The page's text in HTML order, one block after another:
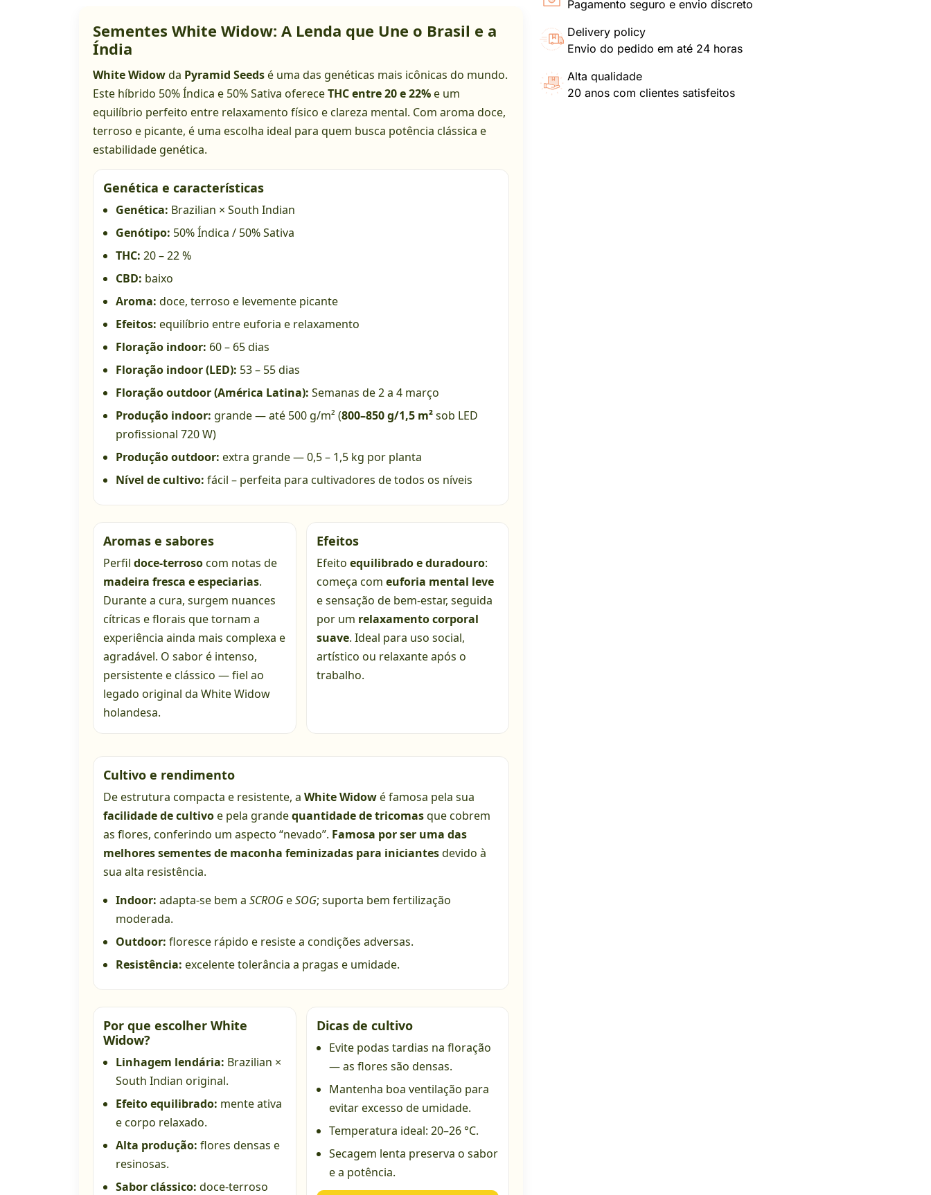
Pagamento seguro e envio discreto
Delivery policy
Envio do pedido em até 24 horas
Alta qualidade
20 anos com clientes satisfeitos
Sementes White Widow: A Lenda que Une o Brasil e a
Índia
White Widowda Pyramid Seedsé uma das genéticas mais icônicas do mundo.
Este híbrido 50% Índica e 50% Sativa ofereceTHC entre 20 e 22%e um
equilíbrio perfeito entre relaxamento físico e clareza mental. Com aroma doce,
terroso e picante, é uma escolha ideal para quem busca potência clássica e
estabilidade genética.
Genética e características
Genética: Brazilian × South Indian
Genótipo: 50% Índica / 50% Sativa
THC: 20 – 22 %
CBD: baixo
Aroma: doce, terroso e levemente picante
Efeitos: equilíbrio entre euforia e relaxamento
Floração indoor: 60 – 65 dias
Floração indoor (LED): 53 – 55 dias
Floração outdoor (América Latina): Semanas de 2 a 4 março
Produção indoor: grande — até 500 g/m² (800–850 g/1,5 m²sob LED
profissional 720 W)
Produção outdoor: extra grande — 0,5 – 1,5 kg por planta
Nível de cultivo: fácil – perfeita para cultivadores de todos os níveis
Aromas e sabores
Perfil doce-terrosocom notas de
madeira fresca e especiarias.
Durante a cura, surgem nuances
cítricas e florais que tornam a
experiência ainda mais complexa e
agradável. O sabor é intenso,
persistente e clássico — fiel ao
legado original da White Widow
holandesa.
Efeitos
Efeito equilibrado e duradouro:
começa com euforia mental leve
e sensação de bem-estar, seguida
por um relaxamento corporal
suave. Ideal para uso social,
artístico ou relaxante após o
trabalho.
Cultivo e rendimento
De estrutura compacta e resistente, a White Widowé famosa pela sua
facilidade de cultivoe pela grandequantidade de tricomasque cobrem
as flores, conferindo um aspecto “nevado”. Famosa por ser uma das
melhores sementes de maconha feminizadas para iniciantesdevido à
sua alta resistência.
Indoor: adapta-se bem a SCROGeSOG; suporta bem fertilização
moderada.
Outdoor: floresce rápido e resiste a condições adversas.
Resistência: excelente tolerância a pragas e umidade.
Por que escolher White
Widow?
Linhagem lendária: Brazilian ×
South Indian original.
Efeito equilibrado: mente ativa
e corpo relaxado.
Alta produção: flores densas e
resinosas.
Sabor clássico: doce-terroso
Dicas de cultivo
Evite podas tardias na floração
— as flores são densas.
Mantenha boa ventilação para
evitar excesso de umidade.
Temperatura ideal: 20–26 °C.
Secagem lenta preserva o sabor
e a potência.